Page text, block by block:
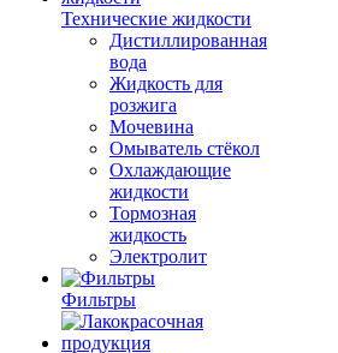
Технические жидкости
Дистиллированная
вода
Жидкость для
розжига
Мочевина
Омыватель стёкол
Охлаждающие
жидкости
Тормозная
жидкость
Электролит
Фильтры